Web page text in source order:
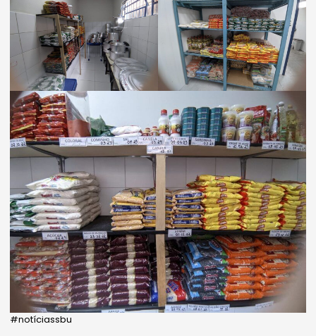
#notíciassbu